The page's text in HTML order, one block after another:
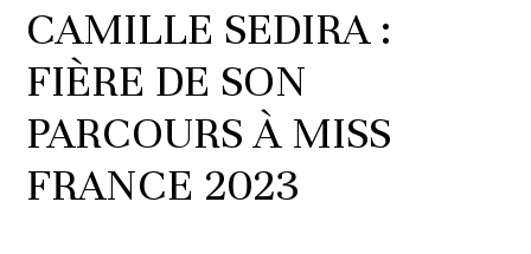
CAMILLE SEDIRA :
FIÈRE DE SON
PARCOURS À MISS
FRANCE 2023